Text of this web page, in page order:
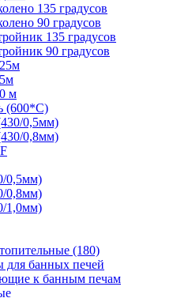
135 градусов
90 градусов
135 градусов
90 градусов
м
(600*С)
0,5мм)
0,8мм)
0,5мм)
0,8мм)
1,0мм)
(180)
для банных печей
к банным печам